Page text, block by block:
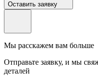
Оставить заявку
Мы расскажем вам больше
Отправьте заявку, и мы
деталей